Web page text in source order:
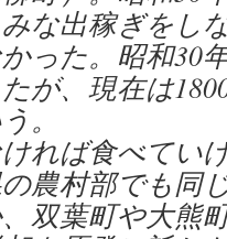
な出稼ぎをし
った。昭和30
が、現在は
。
れば食べてい
農村部でも同
双葉町や大熊